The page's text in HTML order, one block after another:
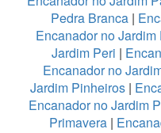
Pedra Branca|
Encanador no Jardim
Jardim Peri |
Encanador no
Jardim Pinheiros|
Encanador no Jardim
Primavera|